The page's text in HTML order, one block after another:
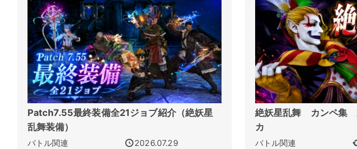
Patch7.55最終装備全21ジョブ紹介（絶妖星
乱舞装備）
バトル関連 2026.07.29
絶妖星乱舞 カンペ集
カ
バトル関連